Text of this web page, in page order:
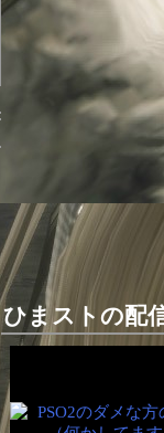
ひまストの配